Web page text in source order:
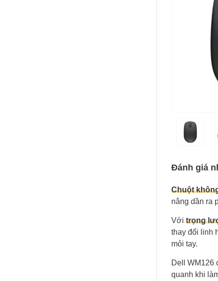
Đánh giá
Chuột
nâng dần ra
Với trọng
thay đổi linh
mỏi tay.
Dell WM126
quanh khi